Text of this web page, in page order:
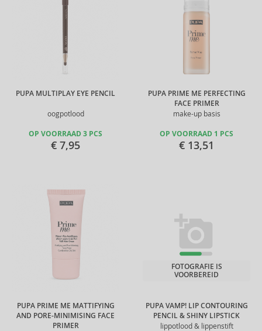
PUPA MULTIPLAY EYE PENCIL
oogpotlood
OP VOORRAAD 3 PCS
€ 7,95
PUPA PRIME ME PERFECTING
FACE PRIMER
make-up basis
OP VOORRAAD 1 PCS
€ 13,51
PUPA PRIME ME MATTIFYING
AND PORE-MINIMISING FACE
PRIMER
PUPA VAMP! LIP CONTOURING
PENCIL & SHINY LIPSTICK
lippotlood & lippenstift
FOTOGRAFIE IS
VOORBEREID